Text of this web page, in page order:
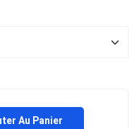
Au Panier